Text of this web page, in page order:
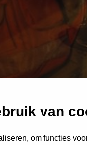
van
om functies